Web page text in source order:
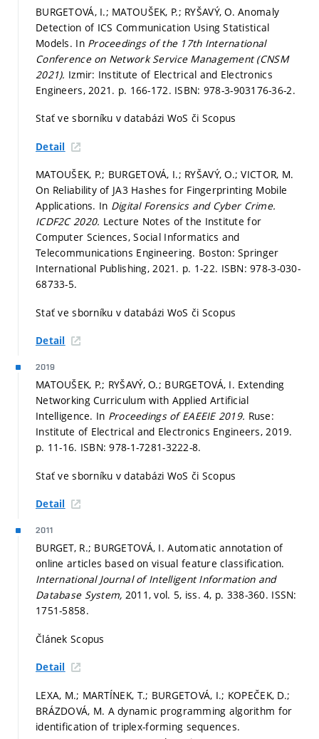
BURGETOVÁ, I.; MATOUŠEK, P.; RYŠAVÝ, O. Anomaly
Detection of ICS Communication Using Statistical
Models. In Proceedings of the 17th International
Conference on Network Service Management (CNSM
2021). Izmir: Institute of Electrical and Electronics
Engineers, 2021. p. 166-172. ISBN: 978-3-903176-36-2.
Stať ve sborníku v databázi WoS či Scopus
Detail
MATOUŠEK, P.; BURGETOVÁ, I.; RYŠAVÝ, O.; VICTOR, M.
On Reliability of JA3 Hashes for Fingerprinting Mobile
Applications. In Digital Forensics and Cyber Crime.
ICDF2C 2020. Lecture Notes of the Institute for
Computer Sciences, Social Informatics and
Telecommunications Engineering. Boston: Springer
International Publishing, 2021. p. 1-22. ISBN: 978-3-030-
68733-5.
Stať ve sborníku v databázi WoS či Scopus
Detail
2019
MATOUŠEK, P.; RYŠAVÝ, O.; BURGETOVÁ, I. Extending
Networking Curriculum with Applied Artificial
Intelligence. In Proceedings of EAEEIE 2019. Ruse:
Institute of Electrical and Electronics Engineers, 2019.
p. 11-16. ISBN: 978-1-7281-3222-8.
Stať ve sborníku v databázi WoS či Scopus
Detail
2011
BURGET, R.; BURGETOVÁ, I. Automatic annotation of
online articles based on visual feature classification.
International Journal of Intelligent Information and
Database System, 2011, vol. 5, iss. 4, p. 338-360. ISSN:
1751-5858.
Článek Scopus
Detail
LEXA, M.; MARTÍNEK, T.; BURGETOVÁ, I.; KOPEČEK, D.;
BRÁZDOVÁ, M. A dynamic programming algorithm for
identification of triplex-forming sequences.